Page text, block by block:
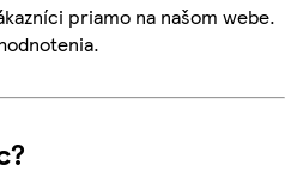
priamo na našom webe.